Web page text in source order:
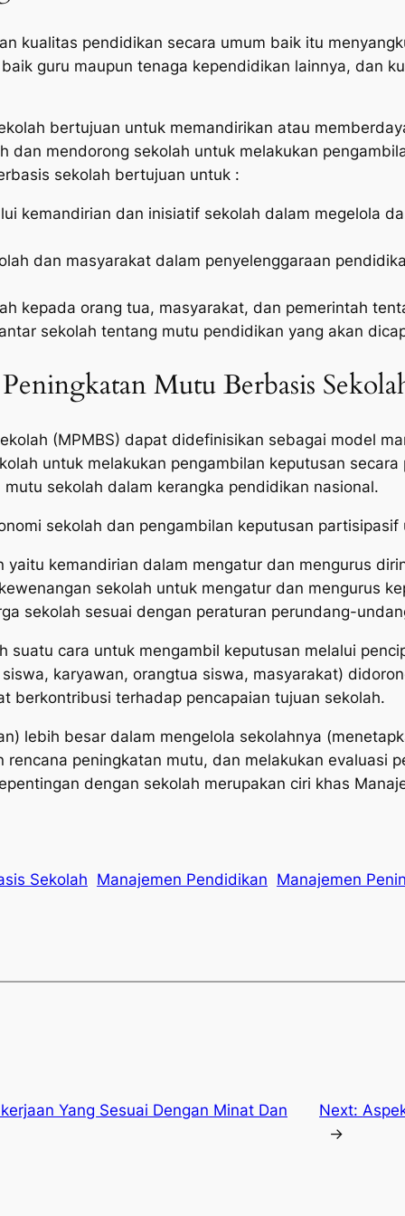
kualitas pendidikan secara umum baik itu
guru maupun tenaga kependidikan lainnya, dan
bertujuan untuk memandirikan atau
dan mendorong sekolah untuk melakukan
sekolah bertujuan untuk :
kemandirian dan inisiatif sekolah dalam megelola
dan masyarakat dalam penyelenggaraan
kepada orang tua, masyarakat, dan pemerintah
sekolah tentang mutu pendidikan yang akan
Mutu Berbasis
(MPMBS) dapat didefinisikan sebagai model
untuk melakukan pengambilan keputusan
sekolah dalam kerangka pendidikan nasional.
sekolah dan pengambilan keputusan
kemandirian dalam mengatur dan mengurus
sekolah untuk mengatur dan mengurus
sekolah sesuai dengan peraturan perundang-
suatu cara untuk mengambil keputusan melalui
karyawan, orangtua siswa, masyarakat)
berkontribusi terhadap pencapaian tujuan sekolah.
lebih besar dalam mengelola sekolahnya
peningkatan mutu, dan melakukan evaluasi
dengan sekolah merupakan ciri khas
Sekolah Manajemen Pendidikan Manajemen
Yang Sesuai Dengan Minat Dan Next:
→